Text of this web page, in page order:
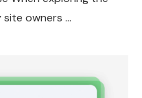
site owners …